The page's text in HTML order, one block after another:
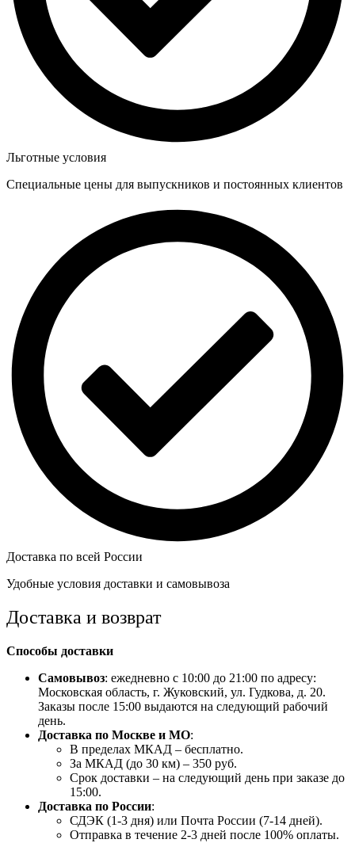
Льготные условия
Специальные цены для выпускников и постоянных клиентов
Доставка по всей России
Удобные условия доставки и самовывоза
Доставка и возврат
Способы доставки
Самовывоз: ежедневно с 10:00 до 21:00 по адресу:
Московская область, г. Жуковский, ул. Гудкова, д. 20.
Заказы после 15:00 выдаются на следующий рабочий
день.
Доставка по Москве и МО:
В пределах МКАД – бесплатно.
За МКАД (до 30 км) – 350 руб.
Срок доставки – на следующий день при заказе до
15:00.
Доставка по России:
СДЭК (1-3 дня) или Почта России (7-14 дней).
Отправка в течение 2-3 дней после 100% оплаты.